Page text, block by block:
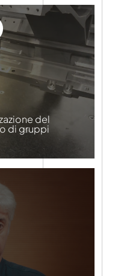
del
di gruppi